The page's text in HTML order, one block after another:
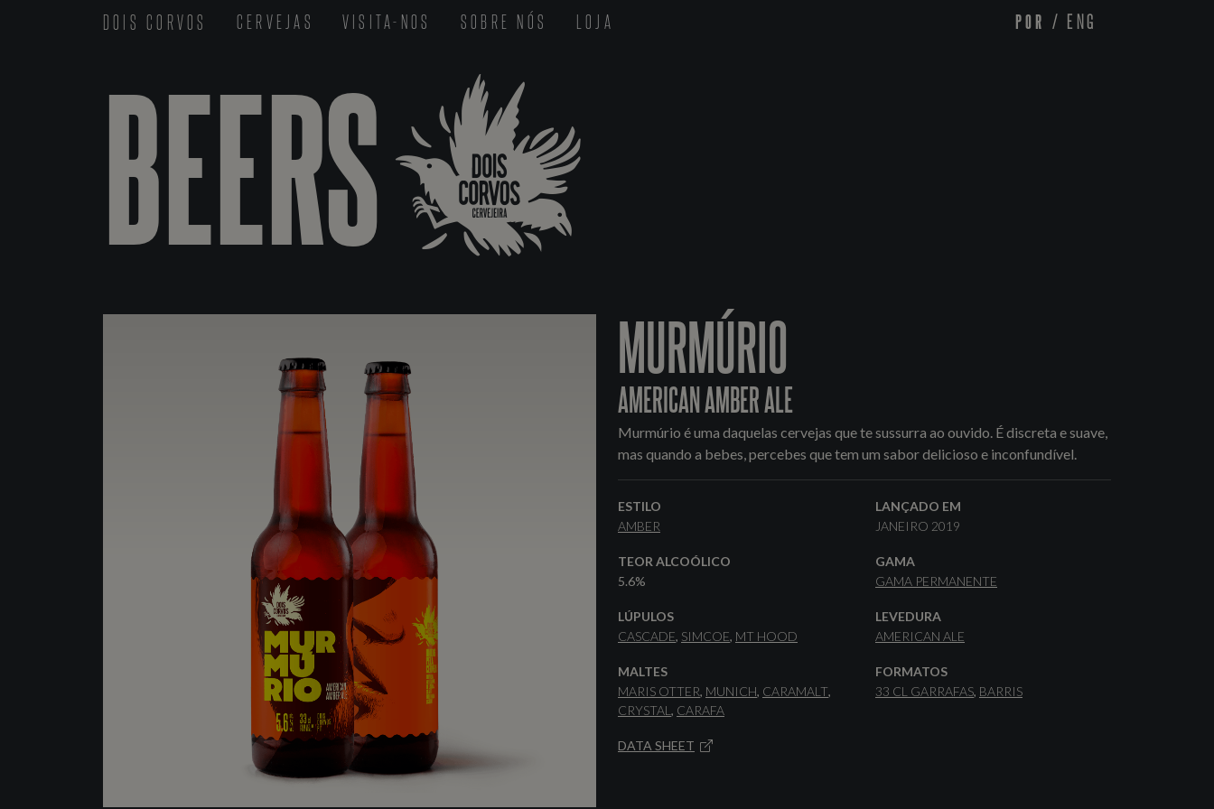
DOIS CORVOS CERVEJAS VISITA-NOS SOBRE NÓS LOJA POR / ENG
BEERS
MURMÚRIO
AMERICAN AMBER ALE
Murmúrio é uma daquelas cervejas que te sussurra ao ouvido. É discreta e suave,
mas quando a bebes, percebes que tem um sabor delicioso e inconfundível.
ESTILO
AMBER
LANÇADO EM
JANEIRO 2019
TEOR ALCOÓLICO
5.6%
GAMA
GAMA PERMANENTE
LÚPULOS
CASCADE SIMCOE MT HOOD
LEVEDURA
AMERICAN ALE
MALTES
MARIS OTTER MUNICH CARAMALT
CRYSTAL
CARAFA
FORMATOS
33 CL GARRAFAS BARRIS
DATA SHEET